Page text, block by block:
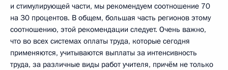
и стимулирующей части, мы рекомендуем соотношение 70
на 30 процентов. В общем, большая часть регионов этому
соотношению, этой рекомендации следует. Очень важно,
что во всех системах оплаты труда, которые сегодня
применяются, учитываются выплаты за интенсивность
труда, за различные виды работ учителя, причём не только